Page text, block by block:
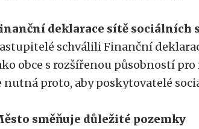
deklarace sítě sociálních
schválili Finanční
obce s rozšířenou působností
nutná proto, aby poskytovatelé
směňuje důležité pozemky